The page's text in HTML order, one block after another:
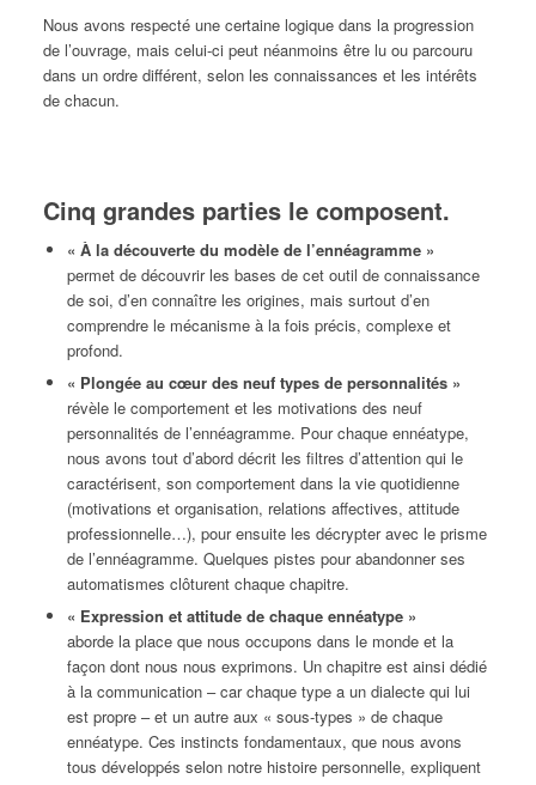
Nous avons respecté une certaine logique dans la progression
de l’ouvrage, mais celui-ci peut néanmoins être lu ou parcouru
dans un ordre différent, selon les connaissances et les intérêts
de chacun.
Cinq grandes parties le composent.
« À la découverte du modèle de l’ennéagramme »
permet de découvrir les bases de cet outil de connaissance
de soi, d’en connaître les origines, mais surtout d’en
comprendre le mécanisme à la fois précis, complexe et
profond.
« Plongée au cœur des neuf types de personnalités »
révèle le comportement et les motivations des neuf
personnalités de l’ennéagramme. Pour chaque ennéatype,
nous avons tout d’abord décrit les filtres d’attention qui le
caractérisent, son comportement dans la vie quotidienne
(motivations et organisation, relations affectives, attitude
professionnelle…), pour ensuite les décrypter avec le prisme
de l’ennéagramme. Quelques pistes pour abandonner ses
automatismes clôturent chaque chapitre.
« Expression et attitude de chaque ennéatype »
aborde la place que nous occupons dans le monde et la
façon dont nous nous exprimons. Un chapitre est ainsi dédié
à la communication – car chaque type a un dialecte qui lui
est propre – et un autre aux « sous-types » de chaque
ennéatype. Ces instincts fondamentaux, que nous avons
tous développés selon notre histoire personnelle, expliquent